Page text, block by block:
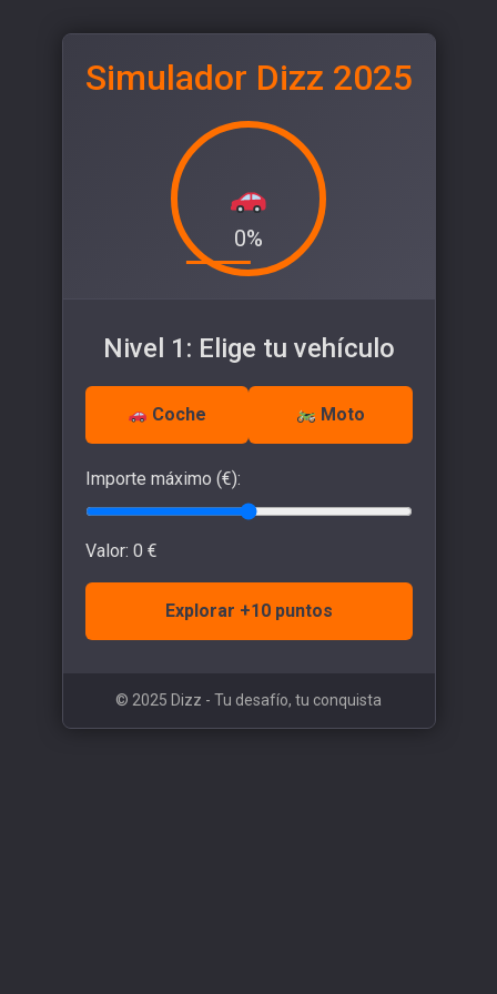
Simulador Dizz 2025
0%
Nivel 1: Elige tu vehículo
Coche Moto
Importe máximo (€):
Valor: 0 €
Explorar +10 puntos
© 2025 Dizz - Tu desafío, tu conquista